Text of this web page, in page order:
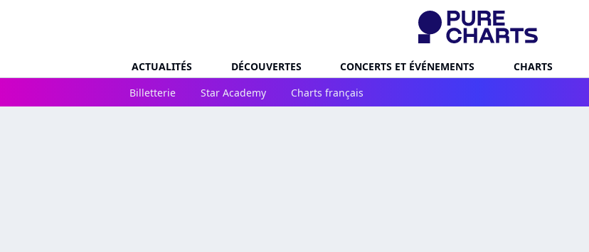
ACTUALITÉS DÉCOUVERTES CONCERTS ET ÉVÉNEMENTS CHARTS
Billetterie
Star Academy Charts français